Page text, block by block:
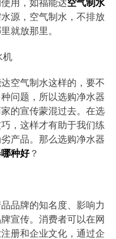
用，如福能达空气制水
源，空气制水，不排放
就放那里。
空气制水这样的，要不
问题，所以选购净水器
的宣传蒙混过去。在选
，这样才有助于我们练
产品。那么选购净水器
种好？
品牌的知名度、影响力
宣传。消费者可以在网
册和企业文化，通过企